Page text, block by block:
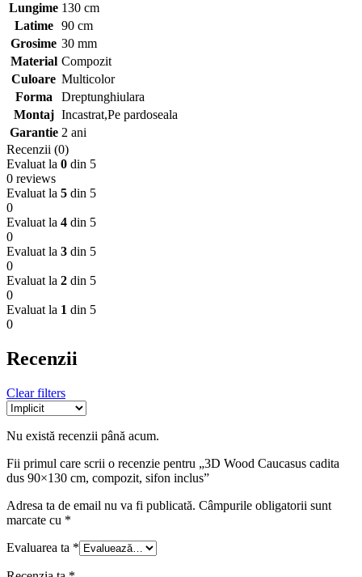
Lungime 130 cm
Latime
90 cm
Grosime 30 mm
Material Compozit
Culoare Multicolor
Forma
Dreptunghiulara
Montaj Incastrat,Pe pardoseala
Garantie 2 ani
Recenzii (0)
Evaluat la 0 din 5
0 reviews
Evaluat la 5 din 5
0
Evaluat la 4 din 5
0
Evaluat la 3 din 5
0
Evaluat la 2 din 5
0
Evaluat la 1 din 5
0
Recenzii
Clear filters
Nu există recenzii până acum.
Fii primul care scrii o recenzie pentru „3D Wood Caucasus cadita
dus 90×130 cm, compozit, sifon inclus”
Adresa ta de email nu va fi publicată. Câmpurile obligatorii sunt
marcate cu *
Evaluarea ta *